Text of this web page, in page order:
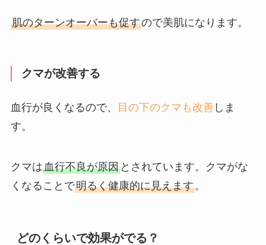
肌のターンオーバーも促すので美肌になります。
クマが改善する
血行が良くなるので、 目の下のクマも改善しま
す。
クマは血行不良が原因とされています。クマがな
くなることで明るく健康的に見えます。
どのくらいで効果がでる？